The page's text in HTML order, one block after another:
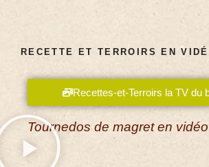
RECETTE ET TERROIRS EN
Recettes-et-Terroirs la TV du
Tournedos de magret en vidéo